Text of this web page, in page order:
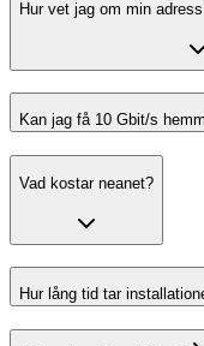
Hur vet jag om min
Kan jag få 10 Gbit/s
Vad kostar neanet?
Hur lång tid tar